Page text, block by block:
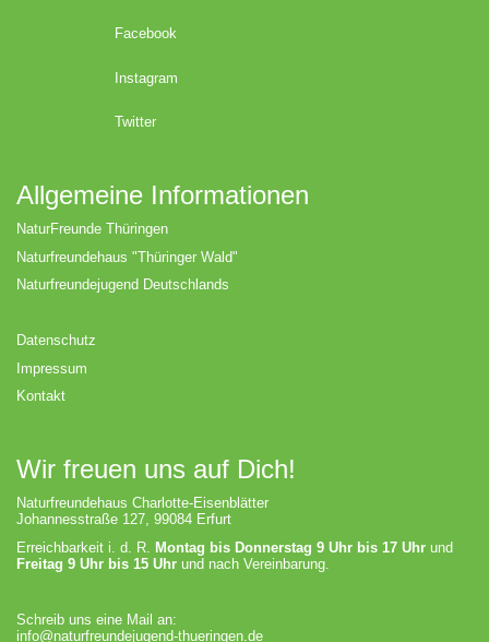
Facebook
Instagram
Twitter
Allgemeine Informationen
NaturFreunde Thüringen
Naturfreundehaus "Thüringer Wald"
Naturfreundejugend Deutschlands
Datenschutz
Impressum
Kontakt
Wir freuen uns auf Dich!
Naturfreundehaus Charlotte-Eisenblätter
Johannesstraße 127, 99084 Erfurt
Erreichbarkeit i. d. R. Montag bis Donnerstag 9 Uhr bis 17 Uhr und
Freitag 9 Uhr bis 15 Uhr und nach Vereinbarung.
Schreib uns eine Mail an:
info@naturfreundejugend-thueringen.de